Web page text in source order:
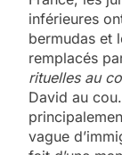
inférieures
bermudas et
remplacés
rituelles au
David au
vague